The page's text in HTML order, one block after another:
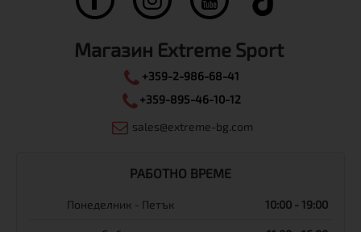
Магазин Extreme Sport
+359-2-986-68-41
+359-895-46-10-12
sales@extreme-bg.com
РАБОТНО ВРЕМЕ
Понеделник - Петък 10:00 - 19:00